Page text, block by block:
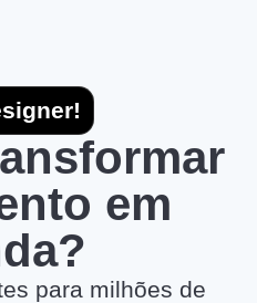
em
para milhões de